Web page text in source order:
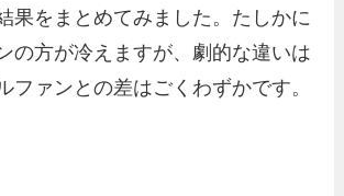
果をまとめてみました。たしかに
の方が冷えますが、劇的な違いは
ファンとの差はごくわずかです。